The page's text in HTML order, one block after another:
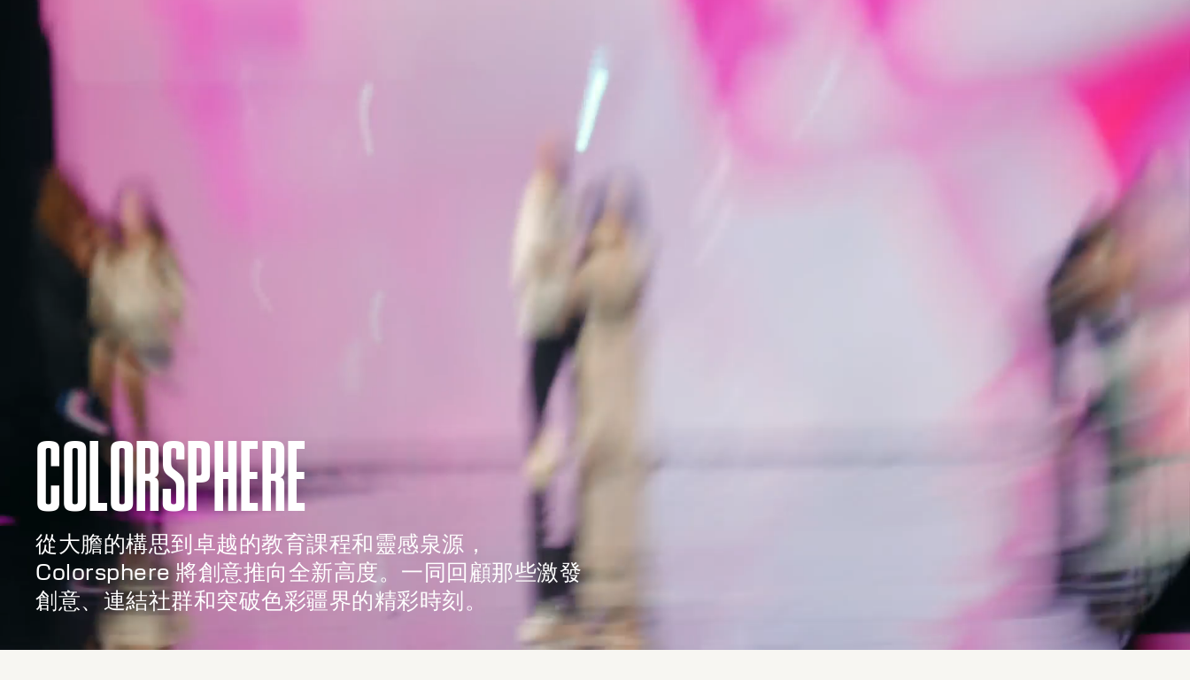
COLORSPHERE
從大膽的構思到卓越的教育課程和靈感泉源，
Colorsphere 將創意推向全新高度。一同回顧那些激發
創意、連結社群和突破色彩疆界的精彩時刻。